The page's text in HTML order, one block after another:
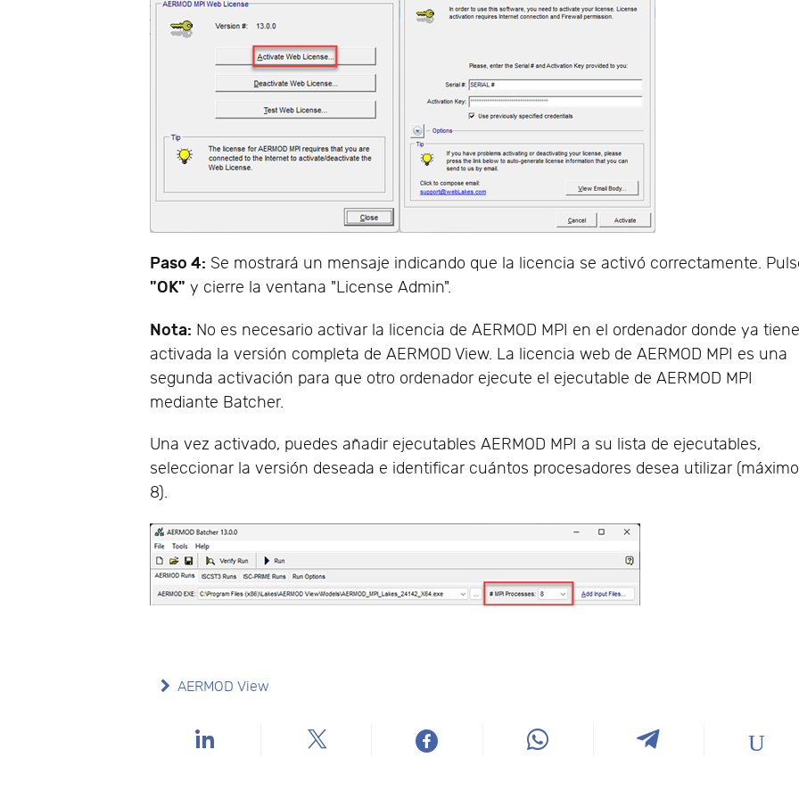
Paso 4: Se mostrará un mensaje indicando que la licencia se activó correctamente.
"OK" y cierre la ventana "License Admin".
Nota: No es necesario activar la licencia de AERMOD MPI en el ordenador donde ya
activada la versión completa de AERMOD View. La licencia web de AERMOD MPI es una
segunda activación para que otro ordenador ejecute el ejecutable de AERMOD MPI
mediante Batcher.
Una vez activado, puedes añadir ejecutables AERMOD MPI a su lista de ejecutables,
seleccionar la versión deseada e identificar cuántos procesadores desea utilizar (máximo
8).
AERMOD View